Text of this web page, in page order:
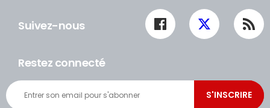
Suivez-nous
Restez connecté